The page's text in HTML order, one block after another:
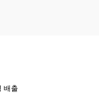
배출